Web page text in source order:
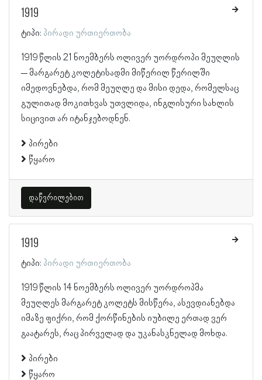
1919
ტიპი: პირადი ურთიერთობა
1919 წლის 21 ნოემბერს ოლივერ უორდროპი მეუღლის
– მარგარეტ კოლეტისადმი მიწერილ წერილში
იმედოვნებდა, რომ მეუღლე და მისი დედა, რომელსაც
გულითად მოკითხვას უთვლიდა, ინგლისური სახლის
სიცივით არ იტანჯებოდნენ.
პირები
წყარო
დაწვრილებით
1919
ტიპი: პირადი ურთიერთობა
1919 წლის 14 ნოემბერს ოლივერ უორდროპმა
მეუღლეს მარგარეტ კოლეტს მისწერა, ასევდიანებდა
იმაზე ფიქრი, რომ ქორწინების იუბილე ერთად ვერ
გაატარეს, რაც პირველად და უკანასკნელად მოხდა.
პირები
წყარო